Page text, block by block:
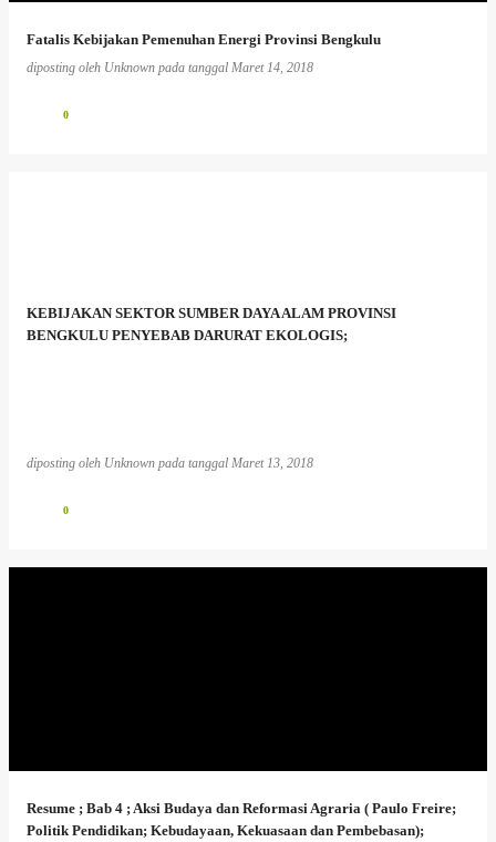
Fatalis Kebijakan Pemenuhan Energi Provinsi Bengkulu
diposting oleh Unknown pada tanggal Maret 14, 2018
0
KEBIJAKAN SEKTOR SUMBER DAYA ALAM PROVINSI
BENGKULU PENYEBAB DARURAT EKOLOGIS;
diposting oleh Unknown pada tanggal Maret 13, 2018
0
Resume ; Bab 4 ; Aksi Budaya dan Reformasi Agraria ( Paulo Freire;
Politik Pendidikan; Kebudayaan, Kekuasaan dan Pembebasan);